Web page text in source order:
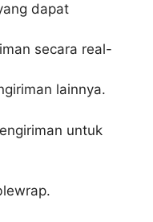
dapat
secara real-
lainnya.
untuk